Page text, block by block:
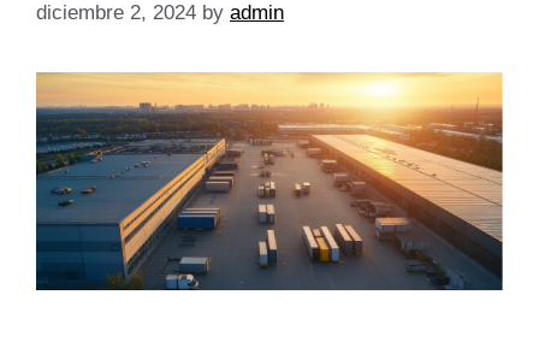
diciembre 2, 2024 by admin